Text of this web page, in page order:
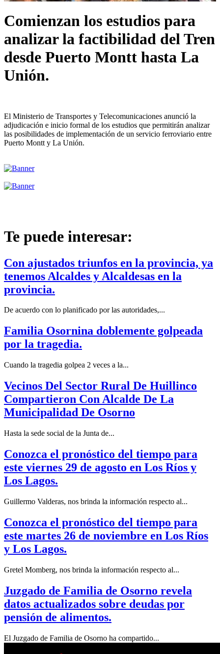
Comienzan los estudios para
analizar la factibilidad del Tren
desde Puerto Montt hasta La
Unión.
El Ministerio de Transportes y Telecomunicaciones anunció la
adjudicación e inicio formal de los estudios que permitirán analizar
las posibilidades de implementación de un servicio ferroviario entre
Puerto Montt y La Unión.
Te puede interesar:
Con ajustados triunfos en la provincia, ya
tenemos Alcaldes y Alcaldesas en la
provincia.
De acuerdo con lo planificado por las autoridades,...
Familia Osornina doblemente golpeada
por la tragedia.
Cuando la tragedia golpea 2 veces a la...
Vecinos Del Sector Rural De Huillinco
Compartieron Con Alcalde De La
Municipalidad De Osorno
Hasta la sede social de la Junta de...
Conozca el pronóstico del tiempo para
este viernes 29 de agosto en Los Ríos y
Los Lagos.
Guillermo Valderas, nos brinda la información respecto al...
Conozca el pronóstico del tiempo para
este martes 26 de noviembre en Los Ríos
y Los Lagos.
Gretel Momberg, nos brinda la información respecto al...
Juzgado de Familia de Osorno revela
datos actualizados sobre deudas por
pensión de alimentos.
El Juzgado de Familia de Osorno ha compartido...